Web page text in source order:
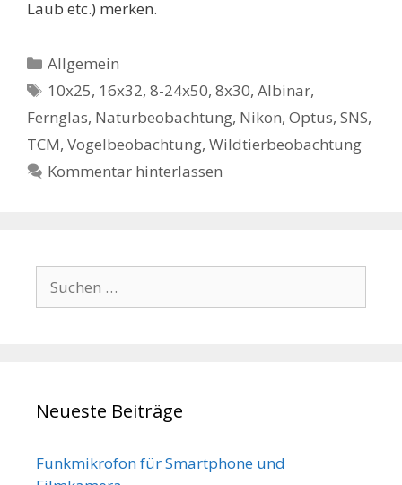
Laub etc.) merken.
Kategorien
Allgemein
Schlagwörter
10x25, 16x32,8-24x50,8x30,Albinar,
Fernglas, Naturbeobachtung, Nikon, Optus, SNS,
TCM, Vogelbeobachtung, Wildtierbeobachtung
Kommentar hinterlassen
nach:
Neueste Beiträge
Funkmikrofon für Smartphone und